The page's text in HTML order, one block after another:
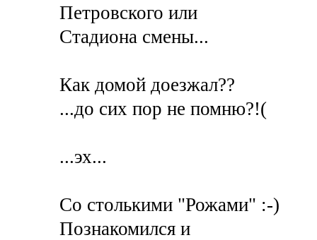
Петровского или
Стадиона смены...
Как домой доезжал??
...до сих пор не помню?!(
...эх...
Со столькими "Рожами" :-)
Познакомился и